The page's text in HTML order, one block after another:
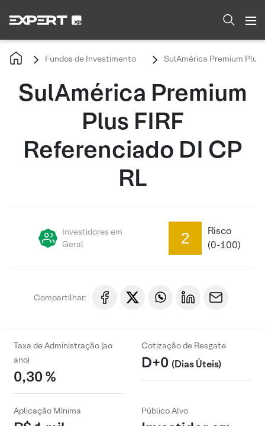
Fundos de Investimento SulAmérica Premium Plus
SulAmérica Premium
Plus FIRF
Referenciado DI CP
RL
Investidores em
Geral
2
Risco
(0-100)
Compartilhar:
Taxa de Administração (ao
ano)
0,30 %
Cotização de Resgate
D+0 (Dias Úteis)
Aplicação Mínima Público Alvo